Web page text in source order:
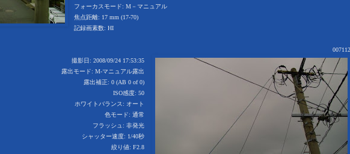
フォーカスモード: M－マニュアル
焦点距離: 17 mm (17-70)
記録画素数: HI
007112
撮影日: 2008/09/24 17:53:35
露出モード: M-マニュアル露出
露出補正: 0 (AB 0 of 0)
ISO感度: 50
ホワイトバランス: オート
色モード: 通常
フラッシュ: 非発光
シャッター速度: 1/40秒
絞り値: F2.8